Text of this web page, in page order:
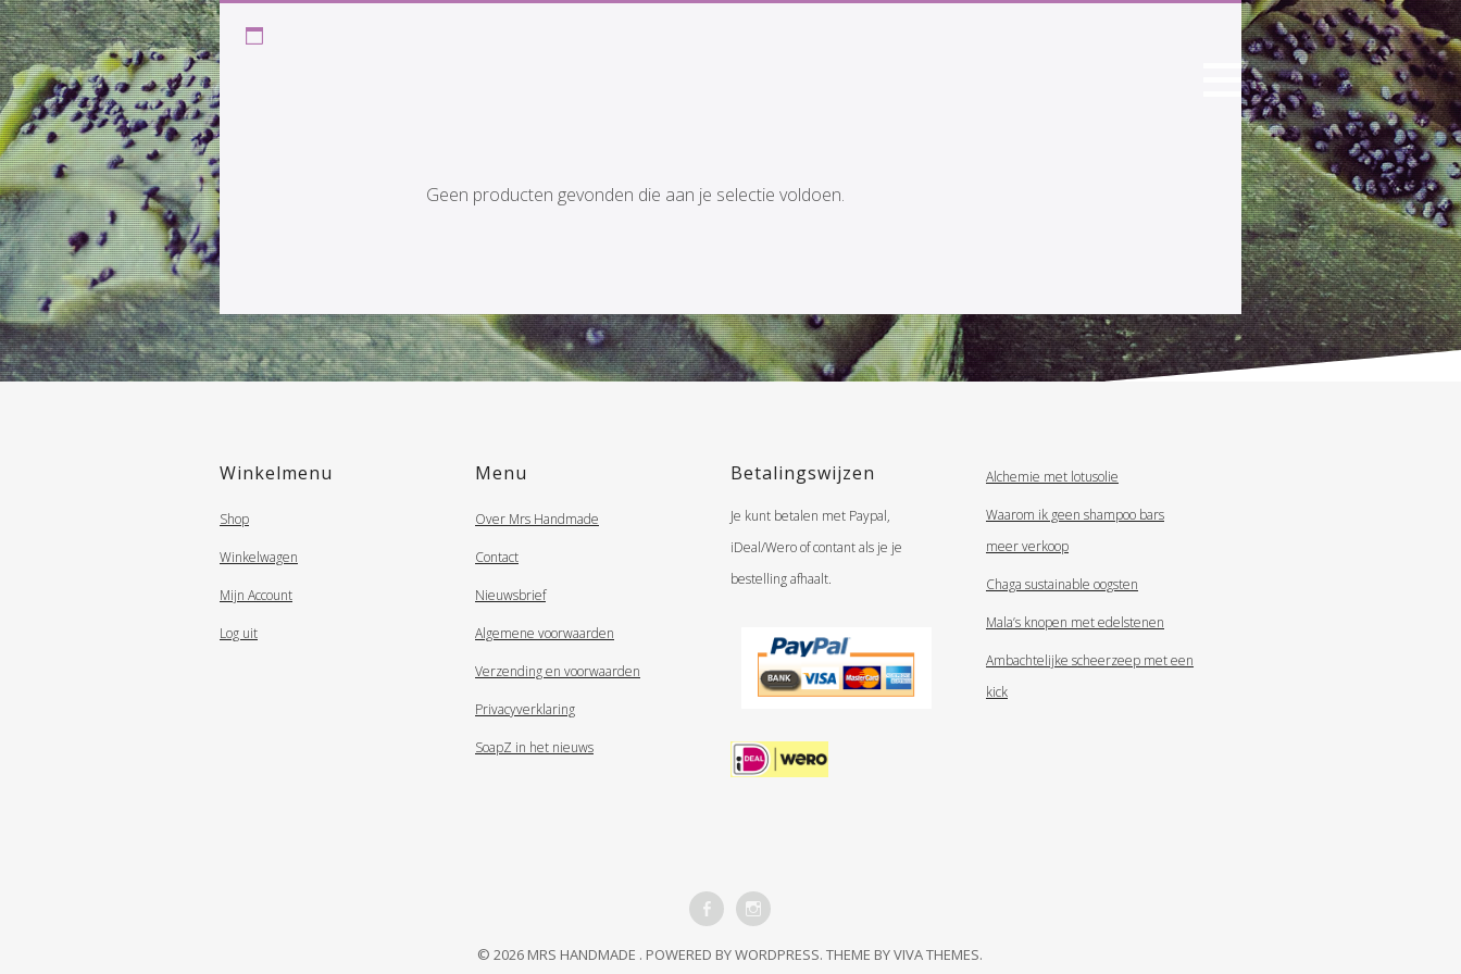
MRS
Geen producten gevonden die aan je selectie voldoen.
Winkelmenu
Shop
Winkelwagen
Mijn Account
Log uit
Menu
Over Mrs Handmade
Contact
Nieuwsbrief
Algemene voorwaarden
Verzending en voorwaarden
Privacyverklaring
SoapZ in het nieuws
Betalingswijzen
Je kunt betalen met Paypal,
iDeal/Wero of contant als je je
bestelling afhaalt.
Alchemie met lotusolie
Waarom ik geen shampoo bars
meer verkoop
Chaga sustainable oogsten
Mala’s knopen met edelstenen
Ambachtelijke scheerzeep met een
kick
© 2026 MRS HANDMADE . POWERED BY WORDPRESS.THEME BYVIVA THEMES.